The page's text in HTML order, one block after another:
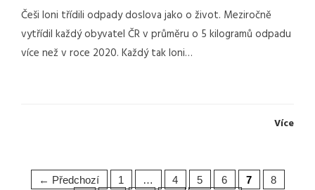
Češi loni třídili odpady doslova jako o život. Meziročně
vytřídil každý obyvatel ČR v průměru o 5 kilogramů odpadu
více než v roce 2020. Každý tak loni…
Více
← Předchozí 1 … 4 5 6 7
8